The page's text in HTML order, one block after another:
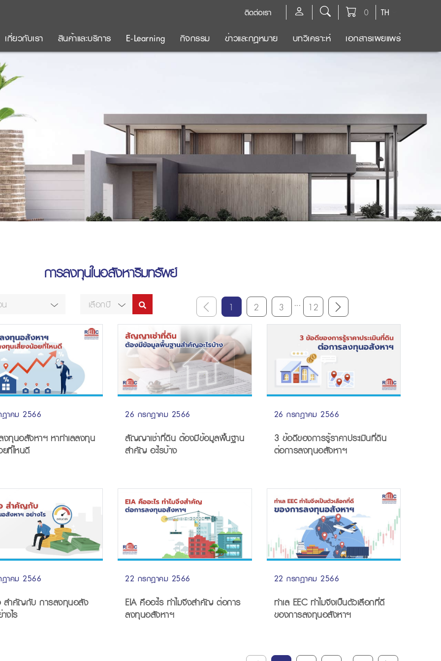
TH
0
ติดต่อเรา
เกี่ยวกับเรา สินค้าและบริการ E-Learning กิจกรรม ข่าวและกฎหมาย บทวิเคราะห์ เอกสารเผยแพร่
การลงทุนในอสังหาริมทรัพย์
เลือกปี 1 2 3 ... 12
าคม 2566
สังหาฯ หาทำเลลงทุน
ที่ไหนดี
26 กรกฎาคม 2566
สัญญาเช่าที่ดิน ต้องมีข้อมูลพื้นฐาน
สำคัญ อะไรบ้าง
26 กรกฎาคม 2566
3 ข้อดีของการรู้ราคาประเมินที่ดิน
ต่อการลงทุนอสังหาฯ
าคม 2566
สำคัญกับ การลงทุนอสัง
งไร
22 กรกฎาคม 2566
EIA คืออะไร ทำไมจึงสำคัญ ต่อการ
ลงทุนอสังหาฯ
22 กรกฎาคม 2566
ทำเล EEC ทำไมจึงเป็นตัวเลือกที่ดี
ของการลงทุนอสังหาฯ